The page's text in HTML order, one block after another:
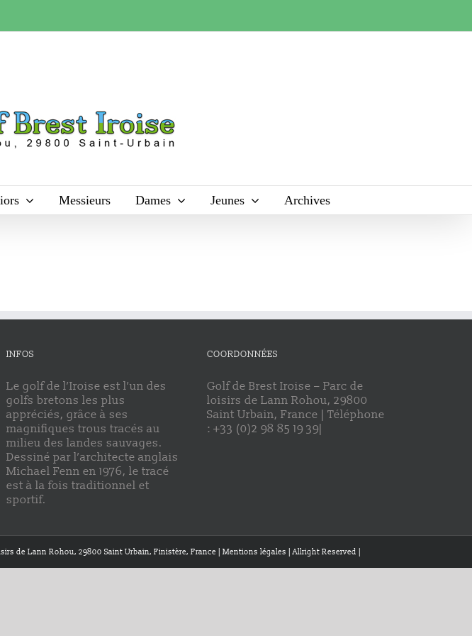
Messieurs Dames Jeunes Archives
INFOS
Le golf de l’Iroise est l’un des
golfs bretons les plus
appréciés, grâce à ses
magnifiques trous tracés au
milieu des landes sauvages.
Dessiné par l’architecte anglais
Michael Fenn en 1976, le tracé
est à la fois traditionnel et
sportif.
COORDONNÉES
Golf de Brest Iroise – Parc de
loisirs de Lann Rohou, 29800
Saint Urbain, France | Téléphone
: +33 (0)2 98 85 19 39|
de Lann Rohou, 29800 Saint Urbain, Finistère, France | Mentions légales | Allright Reserved |